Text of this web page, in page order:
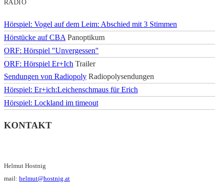
RADIO
Hörspiel: Vogel auf dem Leim: Abschied mit 3 Stimmen
Hörstücke auf CBA Panoptikum
ORF: Hörspiel "Unvergessen"
ORF: Hörspiel Er+Ich Trailer
Sendungen von Radiopoly Radiopolysendungen
Hörspiel: Er+ich:Leichenschmaus für Erich
Hörspiel: Lockland im timeout
KONTAKT
Helmut Hostnig
mail: helmut@hostnig.at